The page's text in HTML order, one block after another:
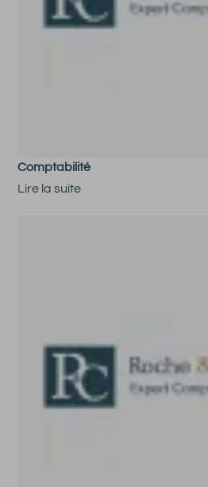
Comptabilité
Lire la suite